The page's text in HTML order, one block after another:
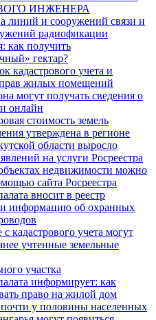
ИНЖЕНЕРА
линий и сооружений связи и
радиофикации
как получить
гектар?
кадастрового учета и
жилых помещений
могут получать сведения о
онлайн
стоимость земель
утверждена в регионе
области выросло
на услуги Росреестра
недвижимости можно
сайта Росреестра
вносит в реестр
информацию об охранных
кадастрового учета могут
учтенные земельные
участка
информирует: как
право на жилой дом
у половины населенных